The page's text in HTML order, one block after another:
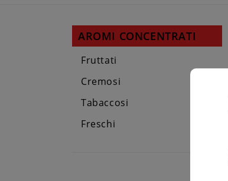
AROMI CONCENTRATI
Fruttati
Cremosi
Tabaccosi
Freschi